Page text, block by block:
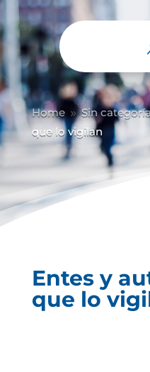
Abrir barra de
Home 9 Sin
que lo vigilan
Entes y
que lo